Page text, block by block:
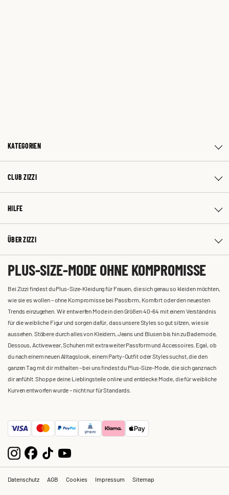
KATEGORIEN
CLUB ZIZZI
HILFE
ÜBER ZIZZI
PLUS-SIZE-MODE OHNE KOMPROMISSE
Bei Zizzi findest du Plus-Size-Kleidung für Frauen, die sich genau so kleiden möchten,
wie sie es wollen – ohne Kompromisse bei Passform, Komfort oder den neuesten
Trends einzugehen. Wir entwerfen Mode in den Größen 40-64 mit einem Verständnis
für die weibliche Figur und sorgen dafür, dass unsere Styles so gut sitzen, wie sie
aussehen. Stöbere durch alles von Kleidern, Jeans und Blusen bis hin zu Bademode,
Dessous, Activewear, Schuhen mit extra weiter Passform und Accessoires. Egal, ob
du nach einem neuen Alltagslook, einem Party-Outfit oder Styles suchst, die den
ganzen Tag mit dir mithalten – bei uns findest du Plus-Size-Mode, die sich ganz nach
dir anfühlt. Shoppe deine Lieblingsteile online und entdecke Mode, die für weibliche
Kurven entworfen wurde – nicht nur für Standards.
Datenschutz AGB Cookies Impressum Sitemap